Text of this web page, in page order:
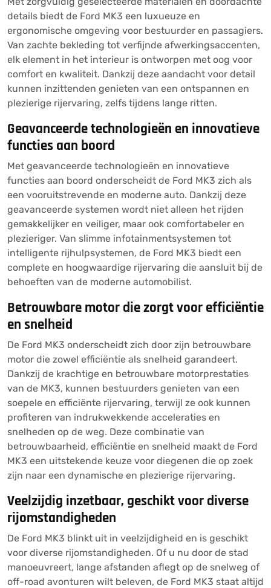
details biedt de Ford MK3 een luxueuze en
ergonomische omgeving voor bestuurder en passagiers.
Van zachte bekleding tot verfijnde afwerkingsaccenten,
elk element in het interieur is ontworpen met oog voor
comfort en kwaliteit. Dankzij deze aandacht voor detail
kunnen inzittenden genieten van een ontspannen en
plezierige rijervaring, zelfs tijdens lange ritten.
Geavanceerde technologieën en innovatieve
functies aan boord
Met geavanceerde technologieën en innovatieve
functies aan boord onderscheidt de Ford MK3 zich als
een vooruitstrevende en moderne auto. Dankzij deze
geavanceerde systemen wordt niet alleen het rijden
gemakkelijker en veiliger, maar ook comfortabeler en
plezieriger. Van slimme infotainmentsystemen tot
intelligente rijhulpsystemen, de Ford MK3 biedt een
complete en hoogwaardige rijervaring die aansluit bij de
behoeften van de moderne automobilist.
Betrouwbare motor die zorgt voor efficiëntie
en snelheid
De Ford MK3 onderscheidt zich door zijn betrouwbare
motor die zowel efficiëntie als snelheid garandeert.
Dankzij de krachtige en betrouwbare motorprestaties
van de MK3, kunnen bestuurders genieten van een
soepele en efficiënte rijervaring, terwijl ze ook kunnen
profiteren van indrukwekkende acceleraties en
snelheden op de weg. Deze combinatie van
betrouwbaarheid, efficiëntie en snelheid maakt de Ford
MK3 een uitstekende keuze voor diegenen die op zoek
zijn naar een dynamische en plezierige rijervaring.
Veelzijdig inzetbaar, geschikt voor diverse
rijomstandigheden
De Ford MK3 blinkt uit in veelzijdigheid en is geschikt
voor diverse rijomstandigheden. Of u nu door de stad
manoeuvreert, lange afstanden aflegt op de snelweg of
off-road avonturen wilt beleven, de Ford MK3 staat altijd